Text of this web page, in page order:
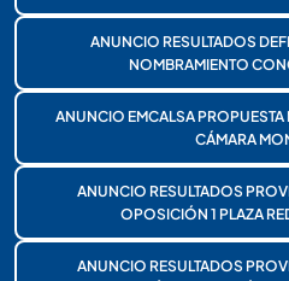
ANUNCIO RESULTADOS
NOMBRAMIENTO
ANUNCIO EMCALSA PROPUESTA
CÁMARA
ANUNCIO RESULTADOS
OPOSICIÓN 1 PLAZA
ANUNCIO RESULTADOS